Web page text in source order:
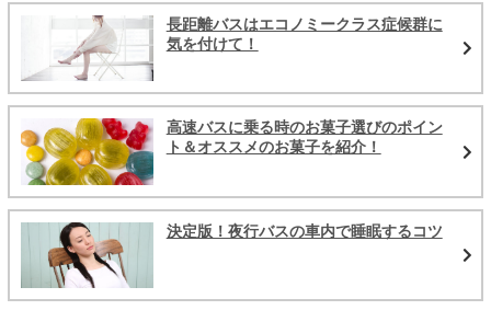
長距離バスはエコノミークラス症候群に
気を付けて！
高速バスに乗る時のお菓子選びのポイン
ト＆オススメのお菓子を紹介！
決定版！夜行バスの車内で睡眠するコツ